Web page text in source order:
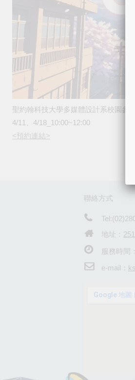
聖約翰科技大學多媒體設計系校園參觀
4/11、4/18_10:00~12:00
<預約連結>
聯絡方式
地址：
服務時間
e-mail：